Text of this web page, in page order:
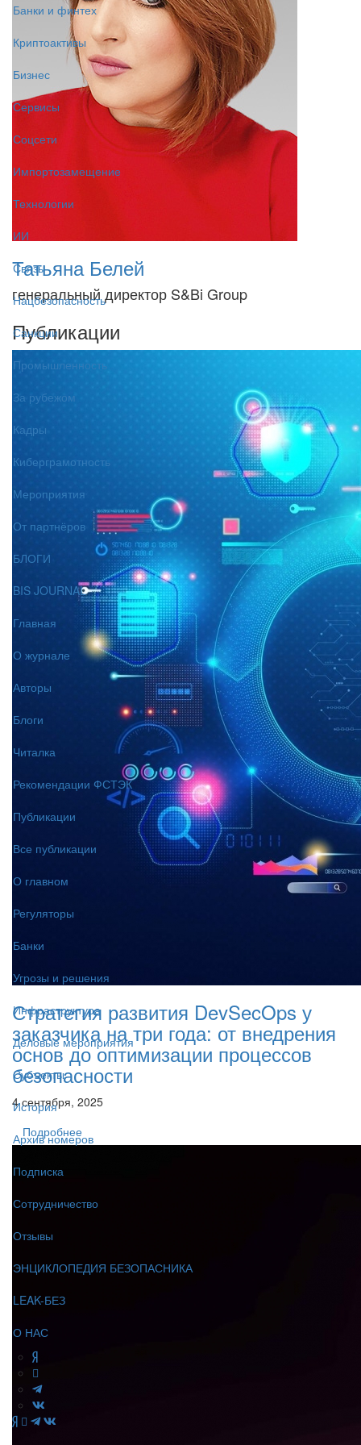
Банки и финтех
Криптоактивы
Бизнес
Сервисы
Соцсети
Импортозамещение
Технологии
ИИ
Связь
Нацбезопасность
Санкции
Промышленность
За рубежом
Кадры
Киберграмотность
Мероприятия
От партнёров
БЛОГИ
BIS JOURNAL
Главная
О журнале
Авторы
Блоги
Читалка
Рекомендации ФСТЭК
Публикации
Все публикации
О главном
Регуляторы
Банки
Угрозы и решения
Инфраструктура
Деловые мероприятия
Субъекты
История
Архив номеров
Подписка
Сотрудничество
Отзывы
ЭНЦИКЛОПЕДИЯ БЕЗОПАСНИКА
LEAK-БЕЗ
О НАС
Татьяна Белей
генеральный директор S&Bi Group
Публикации
Стратегия развития DevSecOps у
заказчика на три года: от внедрения
основ до оптимизации процессов
безопасности
4 сентября, 2025
Подробнее